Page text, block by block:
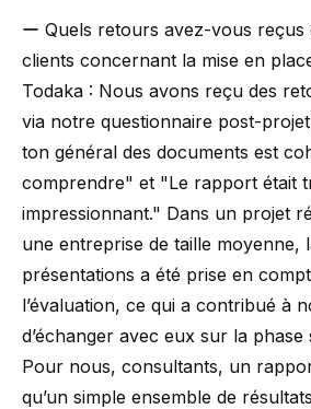
ー Quels retours avez-vous reçus
clients concernant la mise en
Todaka : Nous avons reçu des
via notre questionnaire post-
ton général des documents est
comprendre" et "Le rapport était
impressionnant." Dans un projet
une entreprise de taille moyenne,
présentations a été prise en
l’évaluation, ce qui a contribué à
d’échanger avec eux sur la
Pour nous, consultants, un
qu’un simple ensemble de